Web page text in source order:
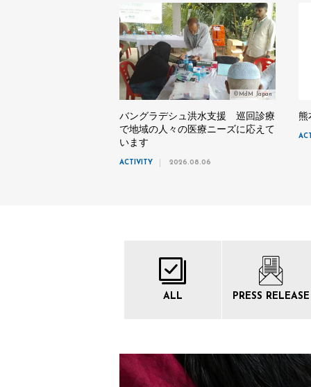
©MdM Japan
バングラデシュ洪水支援 巡回診療
で地域の人々の医療ニーズに応えて
います
ACTIVITY 2026.08.06
熊
ALL PRESS RELEASE